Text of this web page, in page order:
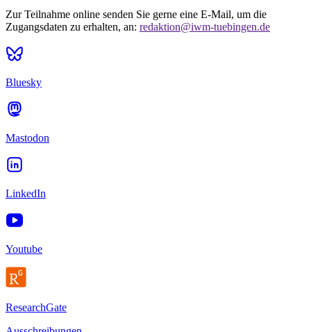
Zur Teilnahme online senden Sie gerne eine E-Mail, um die
Zugangsdaten zu erhalten, an: redaktion@iwm-tuebingen.de
Bluesky
Mastodon
LinkedIn
Youtube
ResearchGate